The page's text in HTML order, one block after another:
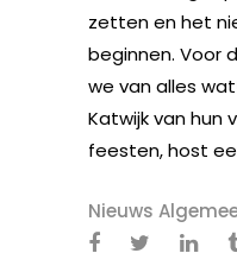
zetten en het
beginnen. Voor
we van alles
Katwijk van hun
feesten, host
Nieuws